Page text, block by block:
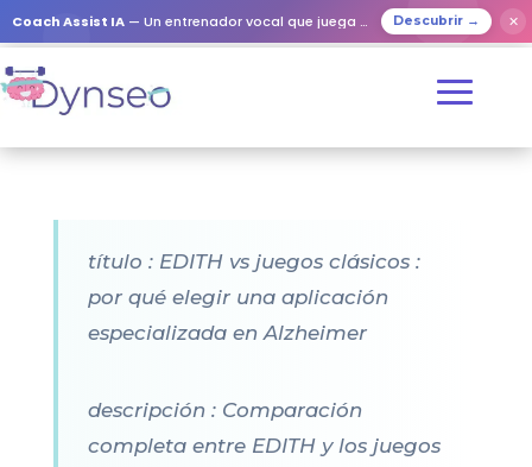
Coach Assist IA — Un entrenador vocal que juega con tus seres queridos Descubrir → ✕
título : EDITH vs juegos clásicos :
por qué elegir una aplicación
especializada en Alzheimer
descripción : Comparación
completa entre EDITH y los juegos